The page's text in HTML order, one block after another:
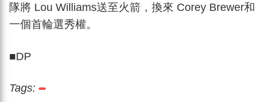
隊將 Lou Williams送至火箭，換來 Corey Brewer和
一個首輪選秀權。
■DP
Tags: